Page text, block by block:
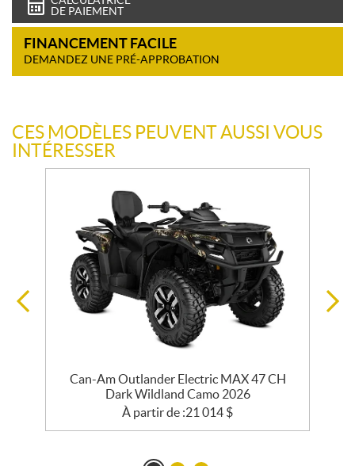
DE PAIEMENT
FINANCEMENT FACILE
DEMANDEZ UNE PRÉ-APPROBATION
CES MODÈLES PEUVENT AUSSI VOUS
INTÉRESSER
Can-Am Outlander Electric MAX 47 CH
Dark Wildland Camo 2026
À partir de :21 014 $